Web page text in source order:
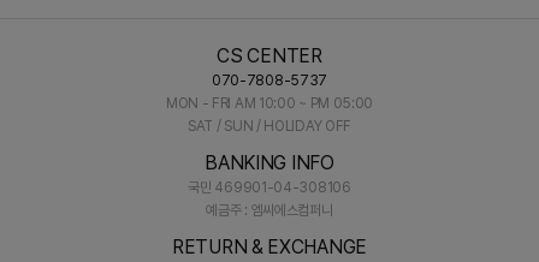
CS CENTER
070-7808-5737
MON - FRI AM 10:00 ~ PM 05:00
SAT / SUN / HOLIDAY OFF
BANKING INFO
국민 469901-04-308106
예금주 : 엠씨에스컴퍼니
RETURN & EXCHANGE